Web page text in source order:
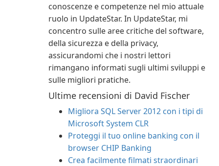
conoscenze e competenze nel mio attuale
ruolo in UpdateStar. In UpdateStar, mi
concentro sulle aree critiche del software,
della sicurezza e della privacy,
assicurandomi che i nostri lettori
rimangano informati sugli ultimi sviluppi e
sulle migliori pratiche.
Ultime recensioni di David Fischer
Migliora SQL Server 2012 con i tipi di
Microsoft System CLR
Proteggi il tuo online banking con il
browser CHIP Banking
Crea facilmente filmati straordinari